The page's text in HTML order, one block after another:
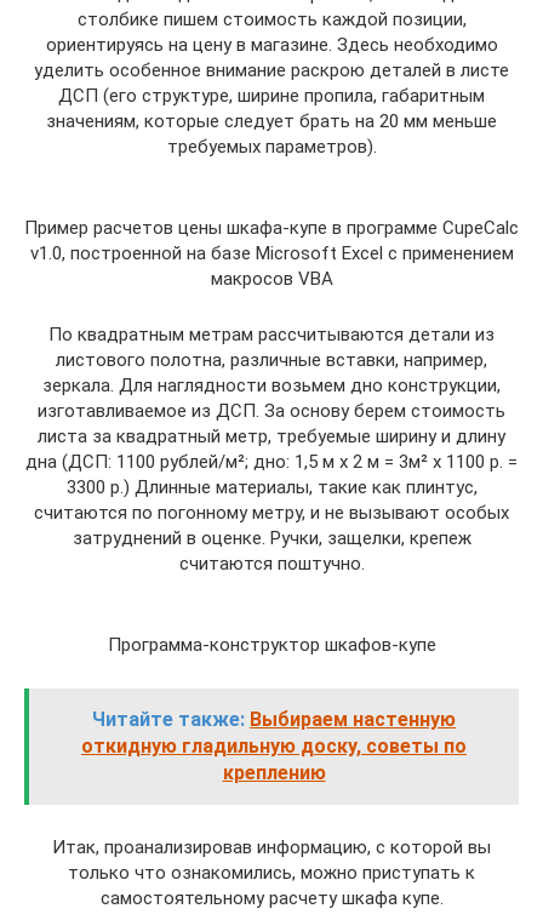
столбике пишем стоимость каждой позиции,
ориентируясь на цену в магазине. Здесь необходимо
уделить особенное внимание раскрою деталей в листе
ДСП (его структуре, ширине пропила, габаритным
значениям, которые следует брать на 20 мм меньше
требуемых параметров).
Пример расчетов цены шкафа-купе в программе CupeCalc
v1.0, построенной на базе Microsoft Excel с применением
макросов VBA
По квадратным метрам рассчитываются детали из
листового полотна, различные вставки, например,
зеркала. Для наглядности возьмем дно конструкции,
изготавливаемое из ДСП. За основу берем стоимость
листа за квадратный метр, требуемые ширину и длину
дна (ДСП: 1100 рублей/м²; дно: 1,5 м х 2 м = 3м² х 1100 р. =
3300 р.) Длинные материалы, такие как плинтус,
считаются по погонному метру, и не вызывают особых
затруднений в оценке. Ручки, защелки, крепеж
считаются поштучно.
Программа-конструктор шкафов-купе
Читайте также: Выбираем настенную
откидную гладильную доску, советы по
креплению
Итак, проанализировав информацию, с которой вы
только что ознакомились, можно приступать к
самостоятельному расчету шкафа купе.